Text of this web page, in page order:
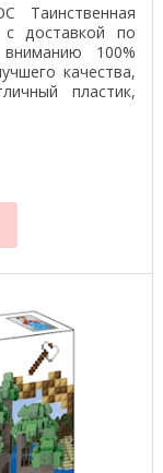
Таинственная
доставкой по
100%
качества,
пластик,